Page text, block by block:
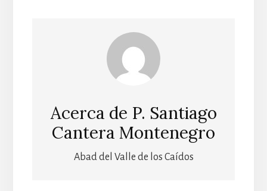
Acerca de P. Santiago
Cantera Montenegro
Abad del Valle de los Caídos